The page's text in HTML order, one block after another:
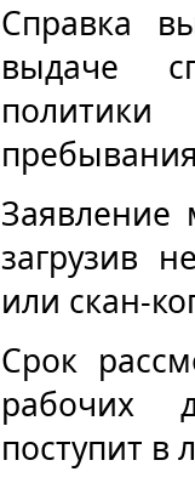
Справка
выдаче
Заявление
загрузив
или скан-
Срок
рабочих
поступит в